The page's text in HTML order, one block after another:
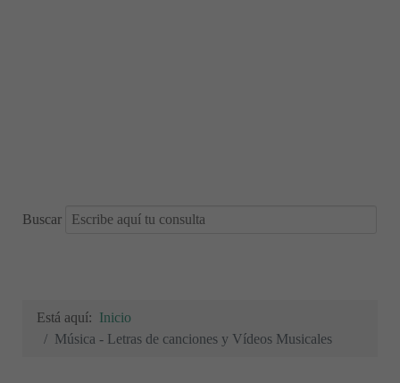
Buscar
Está aquí: Inicio
Música - Letras de canciones y Vídeos Musicales